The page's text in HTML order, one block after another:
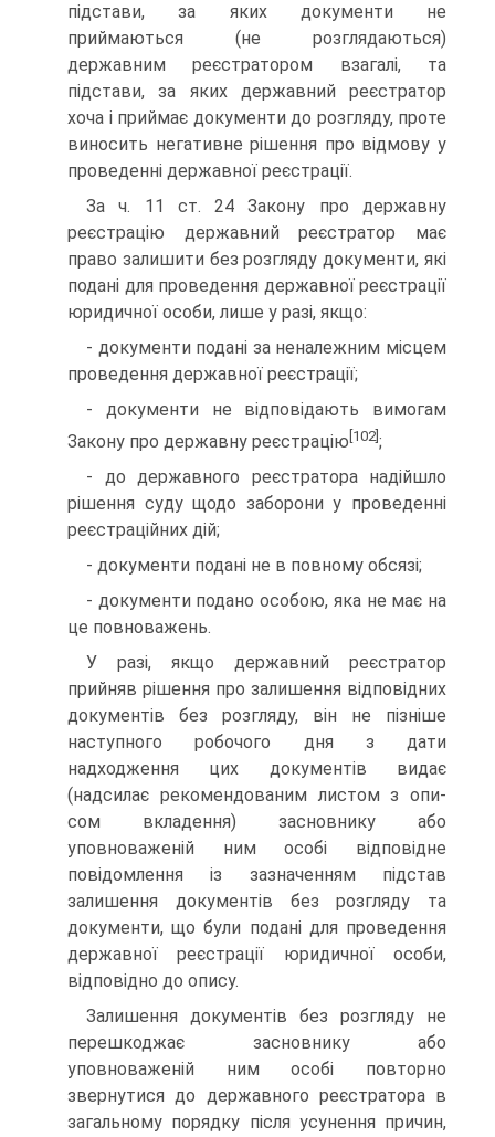
під­стави, за яких документи не
приймаються (не розглядаються)
державним реєстратором взагалі, та
підстави, за яких дер­жавний реєстратор
хоча і приймає документи до розгляду, проте
виносить негативне рішення про відмову у
проведен­ні державної реєстрації.
За ч. 11 ст. 24 Закону про державну
реєстрацію держа­вний реєстратор має
право залишити без розгляду докумен­ти, які
подані для проведення державної реєстрації
юриди­чної особи, лише у разі, якщо:
- документи подані за неналежним місцем
проведення державної реєстрації;
- документи не відповідають вимогам
Закону про дер­жавну реєстрацію [102];
- до державного реєстратора надійшло
рішення суду щодо заборони у проведенні
реєстраційних дій;
- документи подані не в повному обсязі;
- документи подано особою, яка не має на
це повноважень.
У разі, якщо державний реєстратор
прийняв рішення про залишення відповідних
документів без розгляду, він не пізніше
наступного робочого дня з дати
надходження цих документів видає
(надсилає рекомендованим листом з опи­
сом вкладення) засновнику або
уповноваженій ним особі відповідне
повідомлення із зазначенням підстав
залишення документів без розгляду та
документи, що були подані для проведення
державної реєстрації юридичної особи,
відпові­дно до опису.
Залишення документів без розгляду не
перешкоджає за­сновнику або
уповноваженій ним особі повторно
звернутися до державного реєстратора в
загальному порядку після усу­нення причин,